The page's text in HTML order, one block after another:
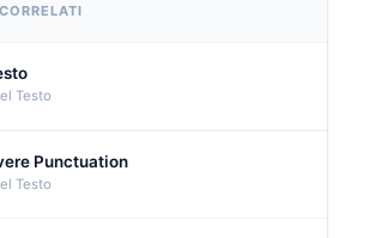
Testo
Punctuation
Testo